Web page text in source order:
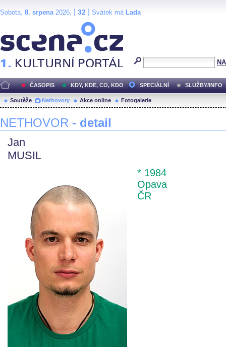
Sobota, 8. srpena2026, | 32 Svátek má Lada
ČASOPIS KDY, KDE, CO, KDO SPECIÁLNÍ SLUŽBY/INFO
Soutěže Nethovory Akce online Fotogalerie
NETHOVOR - detail
Jan
MUSIL
* 1984
Opava
ČR